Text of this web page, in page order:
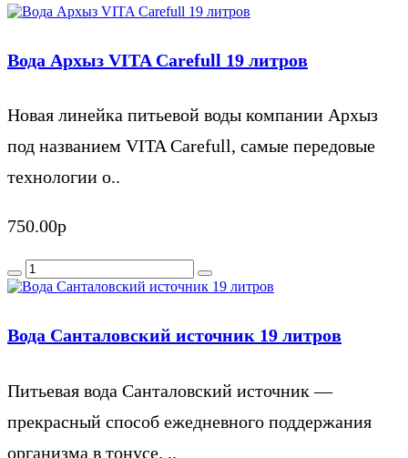
Вода Архыз VITA Carefull 19 литров
Новая линейка питьевой воды компании Архыз
под названием VITA Carefull, самые передовые
технологии о..
750.00р
Вода Санталовский источник 19 литров
Питьевая вода Санталовский источник —
прекрасный способ ежедневного поддержания
организма в тонусе. ..